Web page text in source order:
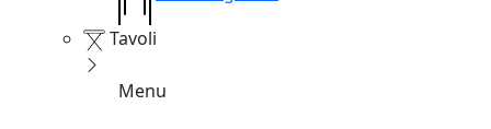
Tavoli
Menu